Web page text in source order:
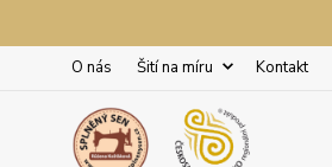
O nás Šití na míru Kontakt